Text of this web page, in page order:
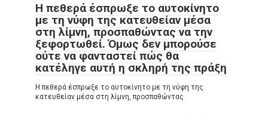
Η πεθερά έσπρωξε το αυτοκίνητο
με τη νύφη της κατευθείαν μέσα
στη λίμνη, προσπαθώντας να την
ξεφορτωθεί. Όμως δεν μπορούσε
ούτε να φανταστεί πώς θα
κατέληγε αυτή η σκληρή της πράξη
Η πεθερά έσπρωξε το αυτοκίνητο με τη νύφη της
κατευθείαν μέσα στη λίμνη, προσπαθώντας